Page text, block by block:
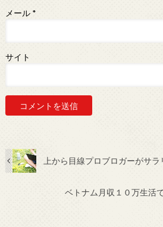
メール *
サイト
上から目線プロブロガーがサ
ベトナム月収１０万生活